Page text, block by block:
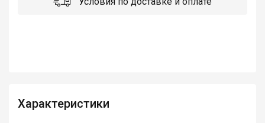
Характеристики